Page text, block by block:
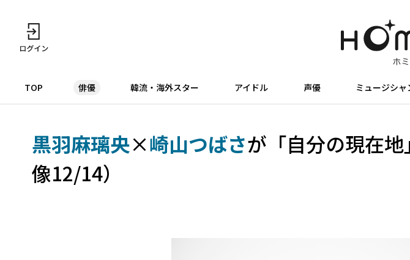
TOP 俳優 韓流・海外スター アイドル 声優 ミュージシャ
黒羽麻璃央×崎山つばさが「自分の現在
像12/14）